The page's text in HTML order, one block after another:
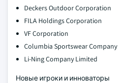
Deckers Outdoor Corporation
FILA Holdings Corporation
VF Corporation
Columbia Sportswear Company
Li-Ning Company Limited
Новые игроки и инноваторы